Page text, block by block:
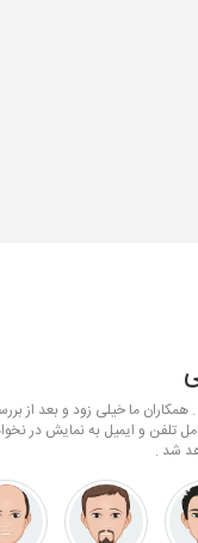
ما خیلی زود و بعد از
تلفن و ایمیل به نمایش در
شد .